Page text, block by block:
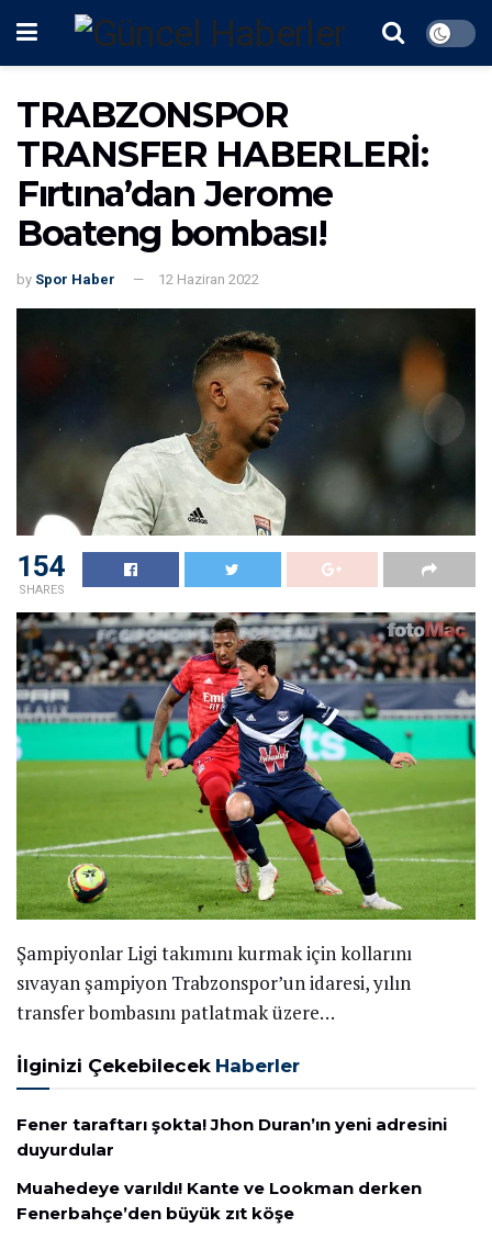
TRABZONSPOR
TRANSFER HABERLERİ:
Fırtına’dan Jerome
Boateng bombası!
by Spor Haber 12 Haziran 2022
154
SHARES
Şampiyonlar Ligi takımını kurmak için kollarını
sıvayan şampiyon Trabzonspor’un idaresi, yılın
transfer bombasını patlatmak üzere…
İlginizi Çekebilecek Haberler
Fener taraftarı şokta! Jhon Duran’ın yeni adresini
duyurdular
Muahedeye varıldı! Kante ve Lookman derken
Fenerbahçe’den büyük zıt köşe